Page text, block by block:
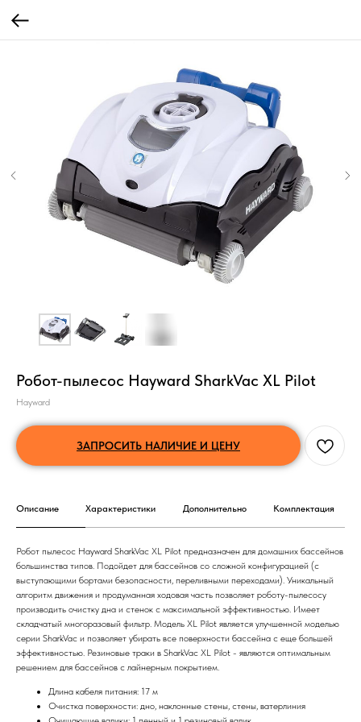
Робот-пылесос Hayward SharkVac XL Pilot
Hayward
ЗАПРОСИТЬ НАЛИЧИЕ И ЦЕНУ
Описание Характеристики Дополнительно Комплектация
Робот пылесос Hayward SharkVac XL Pilot предназначен для домашних бассейнов
большинства типов. Подойдет для бассейнов со сложной конфигурацией (с
выступающими бортами безопасности, переливными переходами). Уникальный
алгоритм движения и продуманная ходовая часть позволяет роботу-пылесосу
производить очистку дна и стенок с максимальной эффективностью. Имеет
складчатый многоразовый фильтр. Модель XL Pilot является улучшенной моделью
серии SharkVac и позволяет убирать все поверхности бассейна с еще большей
эффективностью. Резиновые траки в SharkVac XL Pilot - являются оптимальным
решением для бассейнов с лайнерным покрытием.
Длина кабеля питания: 17 м
Очистка поверхности: дно, наклонные стены, стены, ватерлиния